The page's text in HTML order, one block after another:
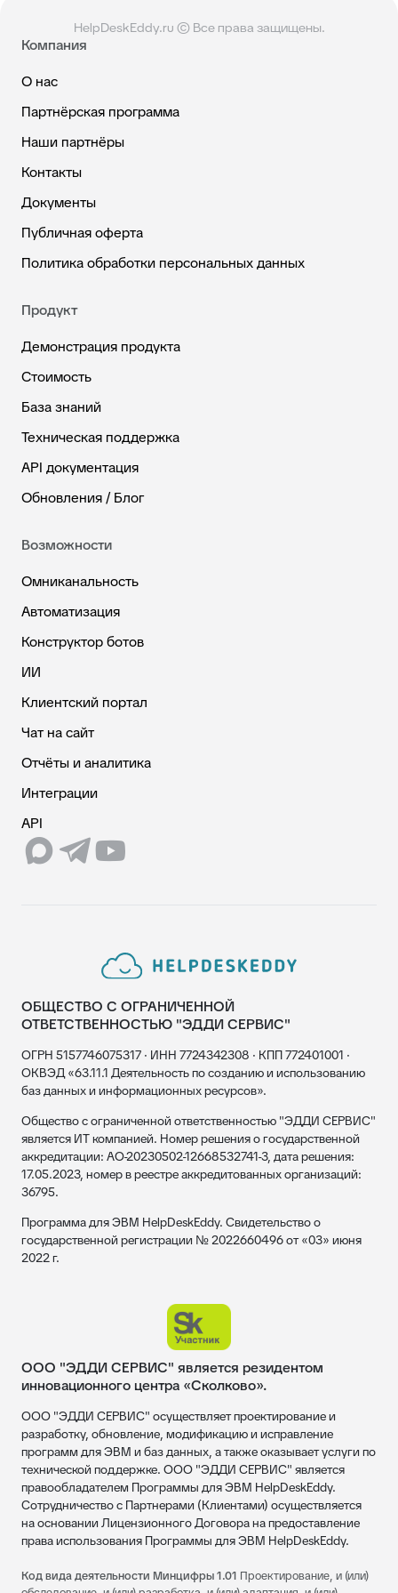
HelpDeskEddy.ru © Все права защищены.
Компания
О нас
Партнёрская программа
Наши партнёры
Контакты
Документы
Публичная оферта
Политика обработки персональных данных
Продукт
Демонстрация продукта
Стоимость
База знаний
Техническая поддержка
API документация
Обновления / Блог
Возможности
Омниканальность
Автоматизация
Конструктор ботов
ИИ
Клиентский портал
Чат на сайт
Отчёты и аналитика
Интеграции
API
ОБЩЕСТВО С ОГРАНИЧЕННОЙ
ОТВЕТСТВЕННОСТЬЮ "ЭДДИ СЕРВИС"
ОГРН 5157746075317 · ИНН 7724342308 · КПП 772401001 ·
ОКВЭД «63.11.1 Деятельность по созданию и использованию
баз данных и информационных ресурсов».
Общество с ограниченной ответственностью "ЭДДИ СЕРВИС"
является ИТ компанией. Номер решения о государственной
аккредитации: АО-20230502-12668532741-3, дата решения:
17.05.2023, номер в реестре аккредитованных организаций:
36795.
Программа для ЭВМ HelpDeskEddy. Свидетельство о
государственной регистрации № 2022660496 от «03» июня
2022 г.
ООО "ЭДДИ СЕРВИС" является резидентом
инновационного центра «Сколково».
ООО "ЭДДИ СЕРВИС" осуществляет проектирование и
разработку, обновление, модификацию и исправление
программ для ЭВМ и баз данных, а также оказывает услуги по
технической поддержке. ООО "ЭДДИ СЕРВИС" является
правообладателем Программы для ЭВМ HelpDeskEddy.
Сотрудничество с Партнерами (Клиентами) осуществляется
на основании Лицензионного Договора на предоставление
права использования Программы для ЭВМ HelpDeskEddy.
Код вида деятельности Минцифры 1.01 Проектирование, и (или)